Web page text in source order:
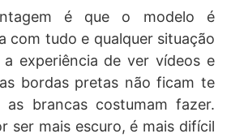
é que o modelo é
com tudo e qualquer situação
experiência de ver vídeos e
bordas pretas não ficam te
as brancas costumam fazer.
ser mais escuro, é mais difícil